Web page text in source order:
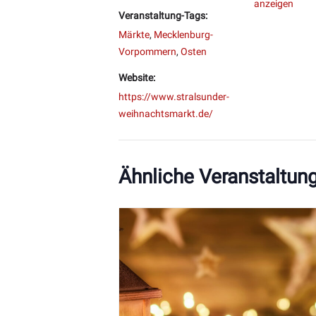
Veranstaltung-Tags:
Märkte, Mecklenburg-
Vorpommern, Osten
Website:
https://www.stralsunder-
weihnachtsmarkt.de/
anzeigen
Ähnliche